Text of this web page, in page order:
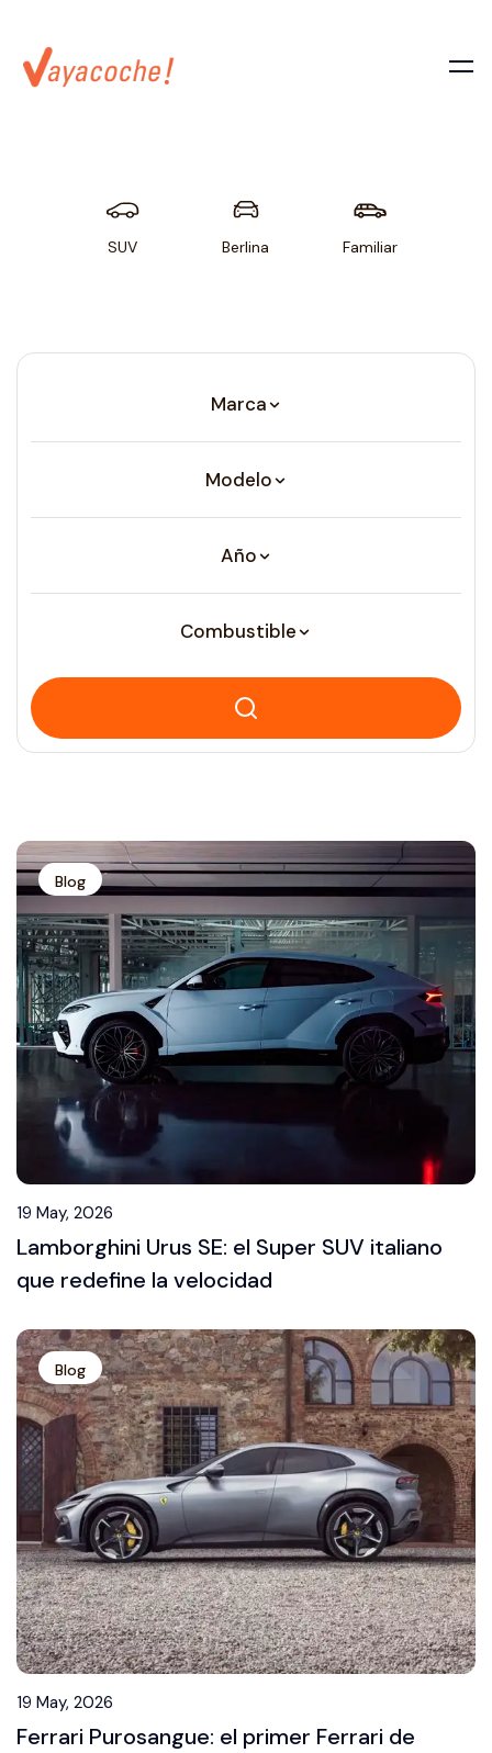
SUV Berlina Familiar
Marca
Modelo
Año
Combustible
Blog
19 May, 2026
Lamborghini Urus SE: el Super SUV italiano
que redefine la velocidad
Blog
19 May, 2026
Ferrari Purosangue: el primer Ferrari de